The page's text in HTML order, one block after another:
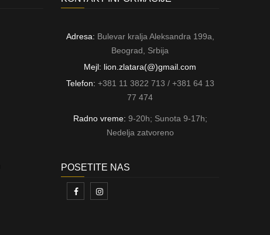
Adresa: Bulevar kralja Aleksandra 199a,
Beograd, Srbija
Mejl: lion.zlatara(@)gmail.com
Telefon: +381 11 3822 713 / +381 64 13
77 474
Radno vreme: 9-20h; Sunota 9-17h;
Nedelja zatvoreno
POSETITE NAS